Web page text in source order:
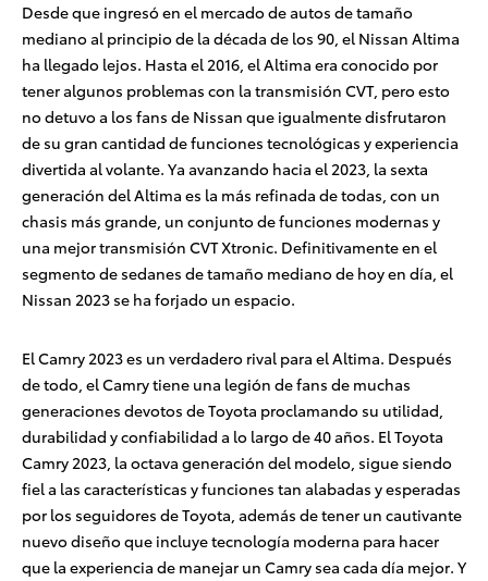
Desde que ingresó en el mercado de autos de tamaño
mediano al principio de la década de los 90, el Nissan Altima
ha llegado lejos. Hasta el 2016, el Altima era conocido por
tener algunos problemas con la transmisión CVT, pero esto
no detuvo a los fans de Nissan que igualmente disfrutaron
de su gran cantidad de funciones tecnológicas y experiencia
divertida al volante. Ya avanzando hacia el 2023, la sexta
generación del Altima es la más refinada de todas, con un
chasis más grande, un conjunto de funciones modernas y
una mejor transmisión CVT Xtronic. Definitivamente en el
segmento de sedanes de tamaño mediano de hoy en día, el
Nissan 2023 se ha forjado un espacio.
El Camry 2023 es un verdadero rival para el Altima. Después
de todo, el Camry tiene una legión de fans de muchas
generaciones devotos de Toyota proclamando su utilidad,
durabilidad y confiabilidad a lo largo de 40 años. El Toyota
Camry 2023, la octava generación del modelo, sigue siendo
fiel a las características y funciones tan alabadas y esperadas
por los seguidores de Toyota, además de tener un cautivante
nuevo diseño que incluye tecnología moderna para hacer
que la experiencia de manejar un Camry sea cada día mejor. Y